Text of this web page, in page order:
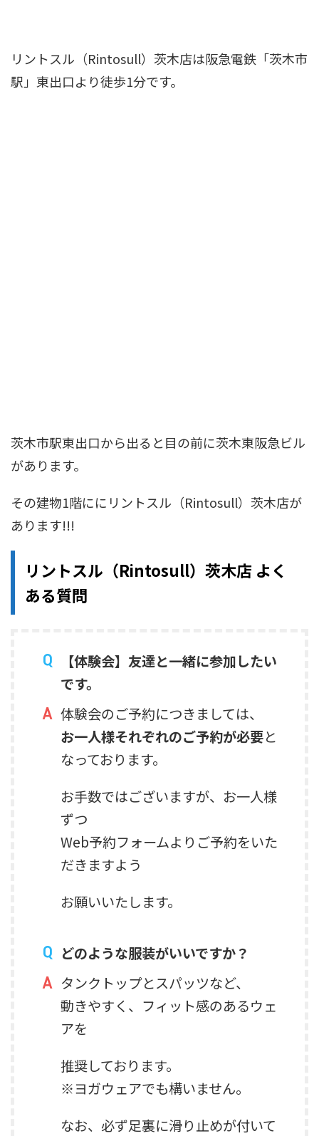
リントスル（Rintosull）茨木店は阪急電鉄「茨木市
駅」東出口より徒歩1分です。
茨木市駅東出口から出ると目の前に茨木東阪急ビル
があります。
その建物1階ににリントスル（Rintosull）茨木店が
あります!!!
リントスル（Rintosull）茨木店 よく
ある質問
【体験会】友達と一緒に参加したい
です。
体験会のご予約につきましては、
お一人様それぞれのご予約が必要と
なっております。
お手数ではございますが、お一人様
ずつ
Web予約フォームよりご予約をいた
だきますよう
お願いいたします。
どのような服装がいいですか？
タンクトップとスパッツなど、
動きやすく、フィット感のあるウェ
アを
推奨しております。
※ヨガウェアでも構いません。
なお、必ず足裏に滑り止めが付いて